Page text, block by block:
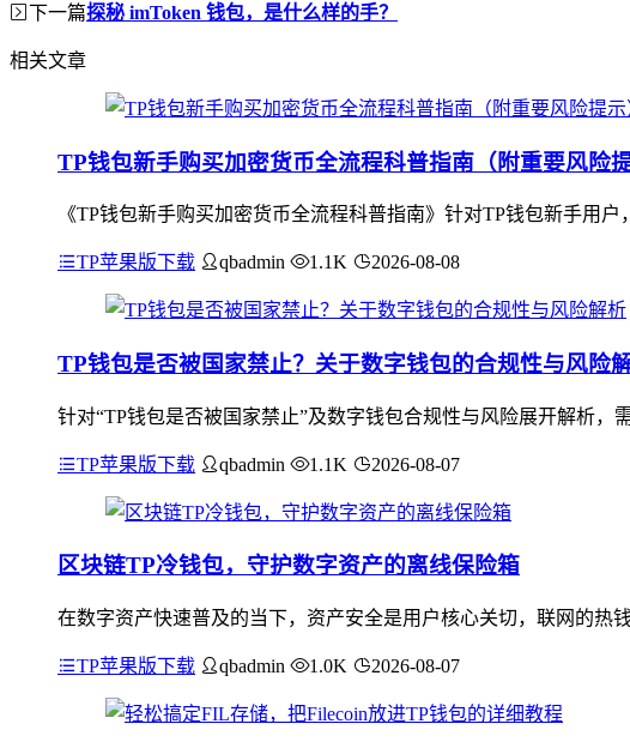
下一篇探秘 imToken 钱包，是什么样的手？
相关文章
TP钱包新手购买加密货币全流程科普指南（附重要风险提
《TP钱包新手购买加密货币全流程科普指南》针对TP钱包新手用
TP苹果版下载 qbadmin 1.1K 2026-08-08
TP钱包是否被国家禁止？关于数字钱包的合规性与风险
针对“TP钱包是否被国家禁止”及数字钱包合规性与风险展开解析
TP苹果版下载 qbadmin 1.1K 2026-08-07
区块链TP冷钱包，守护数字资产的离线保险箱
在数字资产快速普及的当下，资产安全是用户核心关切，联网的热
TP苹果版下载 qbadmin 1.0K 2026-08-07